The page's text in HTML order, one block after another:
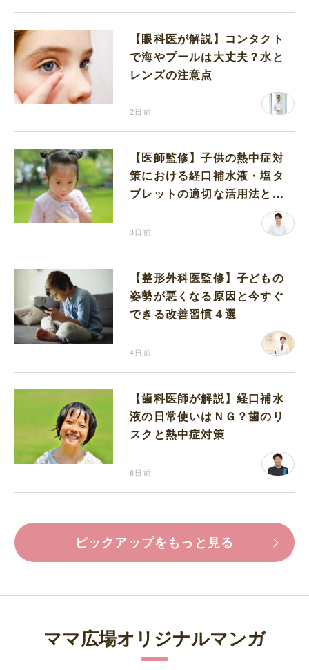
【眼科医が解説】コンタクト
で海やプールは大丈夫？水と
レンズの注意点
2日前
【医師監修】子供の熱中症対
策における経口補水液・塩タ
ブレットの適切な活用法と水
3日前
【整形外科医監修】子どもの
姿勢が悪くなる原因と今すぐ
できる改善習慣４選
4日前
【歯科医師が解説】経口補水
液の日常使いはＮＧ？歯のリ
スクと熱中症対策
6日前
ピックアップをもっと見る
ママ広場オリジナルマンガ